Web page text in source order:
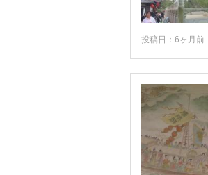
大理
天津
天津直轄市
威海
安徽省
投稿日：6ヶ月前